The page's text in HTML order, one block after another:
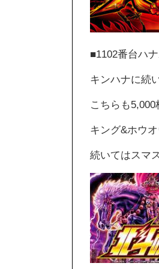
■1102番台ハ
キンハナに続
こちらも
キング&ホウ
続いてはスマ